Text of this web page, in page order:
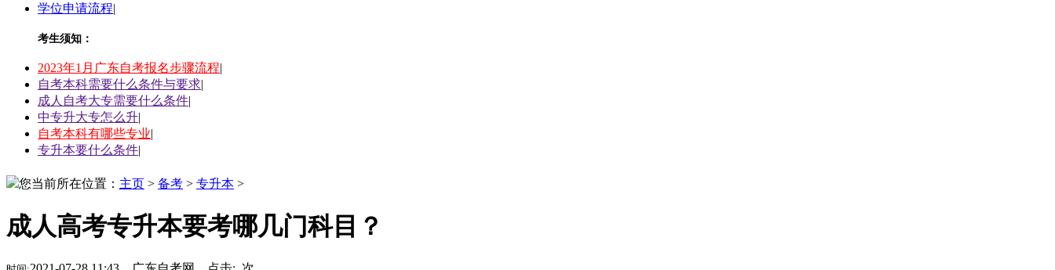
学位申请流程|
考生须知：
2023年1月广东自考报名步骤流程|
自考本科需要什么条件与要求|
成人自考大专需要什么条件|
中专升大专怎么升|
自考本科有哪些专业|
专升本要什么条件|
您当前所在位置： 主页 > 备考 > 专升本 >
成人高考专升本要考哪几门科目？